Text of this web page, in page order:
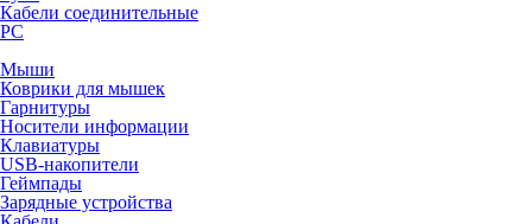
Кабели соединительные
PC
Мыши
Коврики для мышек
Гарнитуры
Носители информации
Клавиатуры
USB-накопители
Геймпады
Зарядные устройства